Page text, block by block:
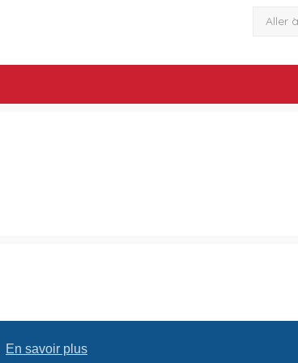
En savoir plus
Aller à